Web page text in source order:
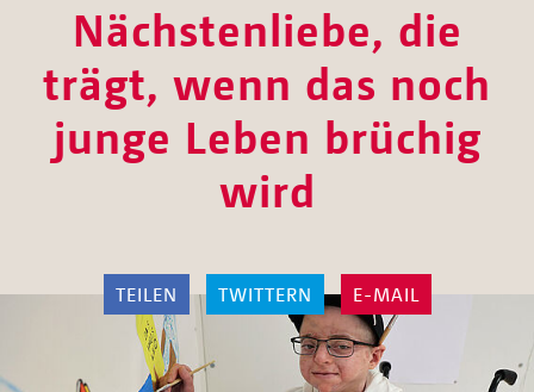
Nächstenliebe, die
trägt, wenn das noch
junge Leben brüchig
wird
TEILEN TWITTERN E-MAIL